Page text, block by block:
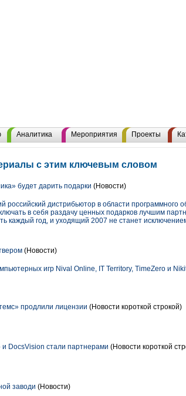
Аналитика Мероприятия Проекты
с этим ключевым словом
будет дарить подарки (Новости)
российский дистрибьютор в области программного
в себя раздачу ценных подарков лучшим
каждый год, и уходящий 2007 не станет
(Новости)
игр Nival Online, IT Territory, TimeZero и
продлили лицензии (Новости короткой строкой)
DocsVision стали партнерами (Новости короткой
заводи (Новости)